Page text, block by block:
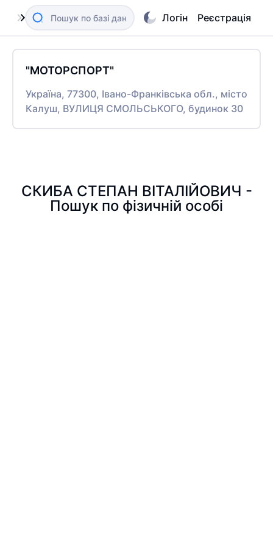
Логін Реєстрація
"МОТОРСПОРТ"
Україна, 77300, Івано-Франківська обл., місто
Калуш, ВУЛИЦЯ СМОЛЬСЬКОГО, будинок 30
СКИБА СТЕПАН ВІТАЛІЙОВИЧ -
Пошук по фізичній особі